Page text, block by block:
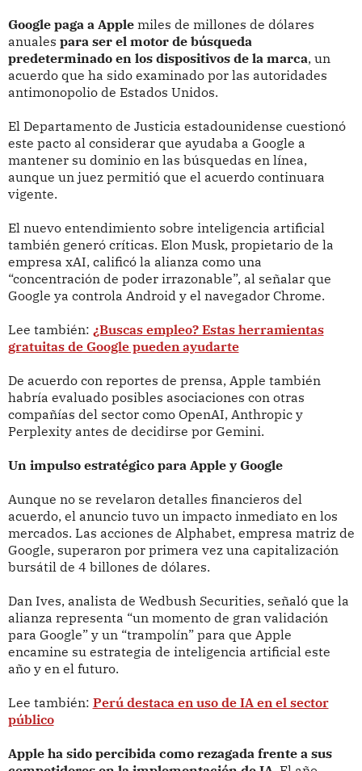
Google paga a Apple miles de millones de dólares
anuales para ser el motor de búsqueda
predeterminado en los dispositivos de la marca, un
acuerdo que ha sido examinado por las autoridades
antimonopolio de Estados Unidos.
El Departamento de Justicia estadounidense cuestionó
este pacto al considerar que ayudaba a Google a
mantener su dominio en las búsquedas en línea,
aunque un juez permitió que el acuerdo continuara
vigente.
El nuevo entendimiento sobre inteligencia artificial
también generó críticas. Elon Musk, propietario de la
empresa xAI, calificó la alianza como una
“concentración de poder irrazonable”, al señalar que
Google ya controla Android y el navegador Chrome.
Lee también: ¿Buscas empleo? Estas herramientas
gratuitas de Google pueden ayudarte
De acuerdo con reportes de prensa, Apple también
habría evaluado posibles asociaciones con otras
compañías del sector como OpenAI, Anthropic y
Perplexity antes de decidirse por Gemini.
Un impulso estratégico para Apple y Google
Aunque no se revelaron detalles financieros del
acuerdo, el anuncio tuvo un impacto inmediato en los
mercados. Las acciones de Alphabet, empresa matriz de
Google, superaron por primera vez una capitalización
bursátil de 4 billones de dólares.
Dan Ives, analista de Wedbush Securities, señaló que la
alianza representa “un momento de gran validación
para Google” y un “trampolín” para que Apple
encamine su estrategia de inteligencia artificial este
año y en el futuro.
Lee también: Perú destaca en uso de IA en el sector
público
Apple ha sido percibida como rezagada frente a sus